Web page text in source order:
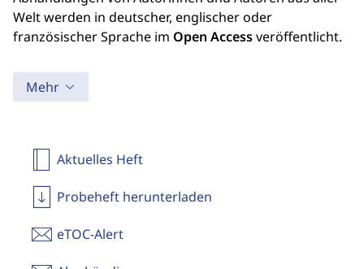
Aktuelles Heft
Probeheft herunterladen
eTOC-Alert
Welt werden in deutscher, englischer oder
französischer Sprache im Open Accessveröffentlicht.
Mehr